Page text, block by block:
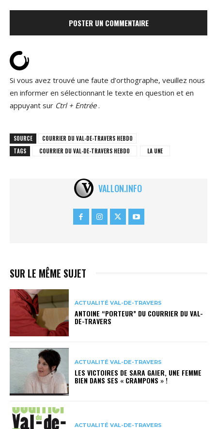
Si vous avez trouvé une faute d’orthographe, veuillez nous
en informer en sélectionnant le texte en question et en
appuyant sur Ctrl + Entrée.
SOURCE
COURRIER DU VAL-DE-TRAVERS HEBDO
TAGS
COURRIER DU VAL-DE-TRAVERS HEBDO LA UNE
VALLON.INFO
SUR LE MÊME SUJET
ACTUALITÉ VAL-DE-TRAVERS
ANTOINE “PORTEUR” DU COURRIER DU VAL-
DE-TRAVERS
ACTUALITÉ VAL-DE-TRAVERS
LES VICTOIRES DE SARA GAIER, UNE FEMME
BIEN DANS SES « CRAMPONS » !
ACTUALITÉ VAL-DE-TRAVERS